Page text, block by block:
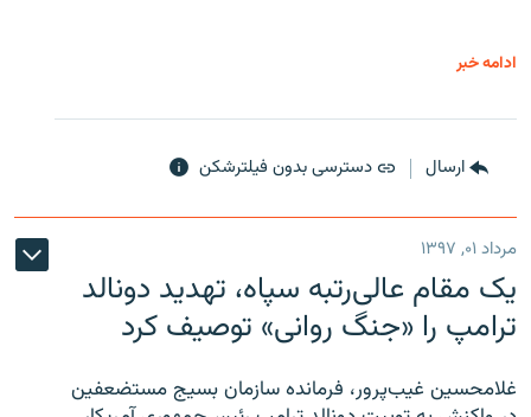
ادامه خبر
ارسال دسترسی بدون فیلترشکن
مرداد ۰۱, ۱۳۹۷
یک مقام عالی‌رتبه سپاه، تهدید دونالد
ترامپ را «جنگ روانی» توصیف کرد
غلامحسین غیب‌پرور، فرمانده سازمان بسیج مستضعفین